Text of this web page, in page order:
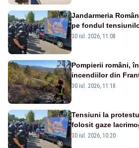
Jandarmeria
pe fondul
masiv al fermierilor -
30 iul. 2026, 11:08
Pompierii români,
incendiilor din
30 iul. 2026, 11:18
Tensiuni la
folosit gaze
Poporului face apel
30 iul. 2026, 10:20